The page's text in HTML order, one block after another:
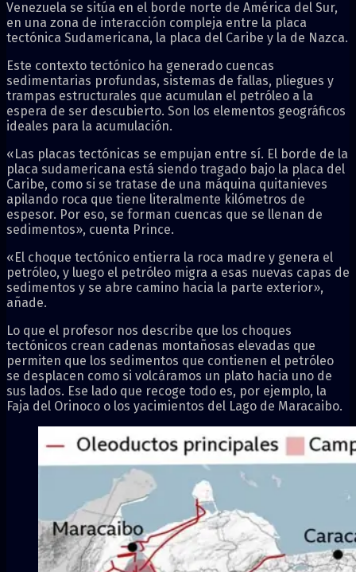
Venezuela se sitúa en el borde norte de América del Sur,
en una zona de interacción compleja entre la placa
tectónica Sudamericana, la placa del Caribe y la de Nazca.
Este contexto tectónico ha generado cuencas
sedimentarias profundas, sistemas de fallas, pliegues y
trampas estructurales que acumulan el petróleo a la
espera de ser descubierto. Son los elementos geográficos
ideales para la acumulación.
«Las placas tectónicas se empujan entre sí. El borde de la
placa sudamericana está siendo tragado bajo la placa del
Caribe, como si se tratase de una máquina quitanieves
apilando roca que tiene literalmente kilómetros de
espesor. Por eso, se forman cuencas que se llenan de
sedimentos», cuenta Prince.
«El choque tectónico entierra la roca madre y genera el
petróleo, y luego el petróleo migra a esas nuevas capas de
sedimentos y se abre camino hacia la parte exterior»,
añade.
Lo que el profesor nos describe que los choques
tectónicos crean cadenas montañosas elevadas que
permiten que los sedimentos que contienen el petróleo
se desplacen como si volcáramos un plato hacia uno de
sus lados. Ese lado que recoge todo es, por ejemplo, la
Faja del Orinoco o los yacimientos del Lago de Maracaibo.